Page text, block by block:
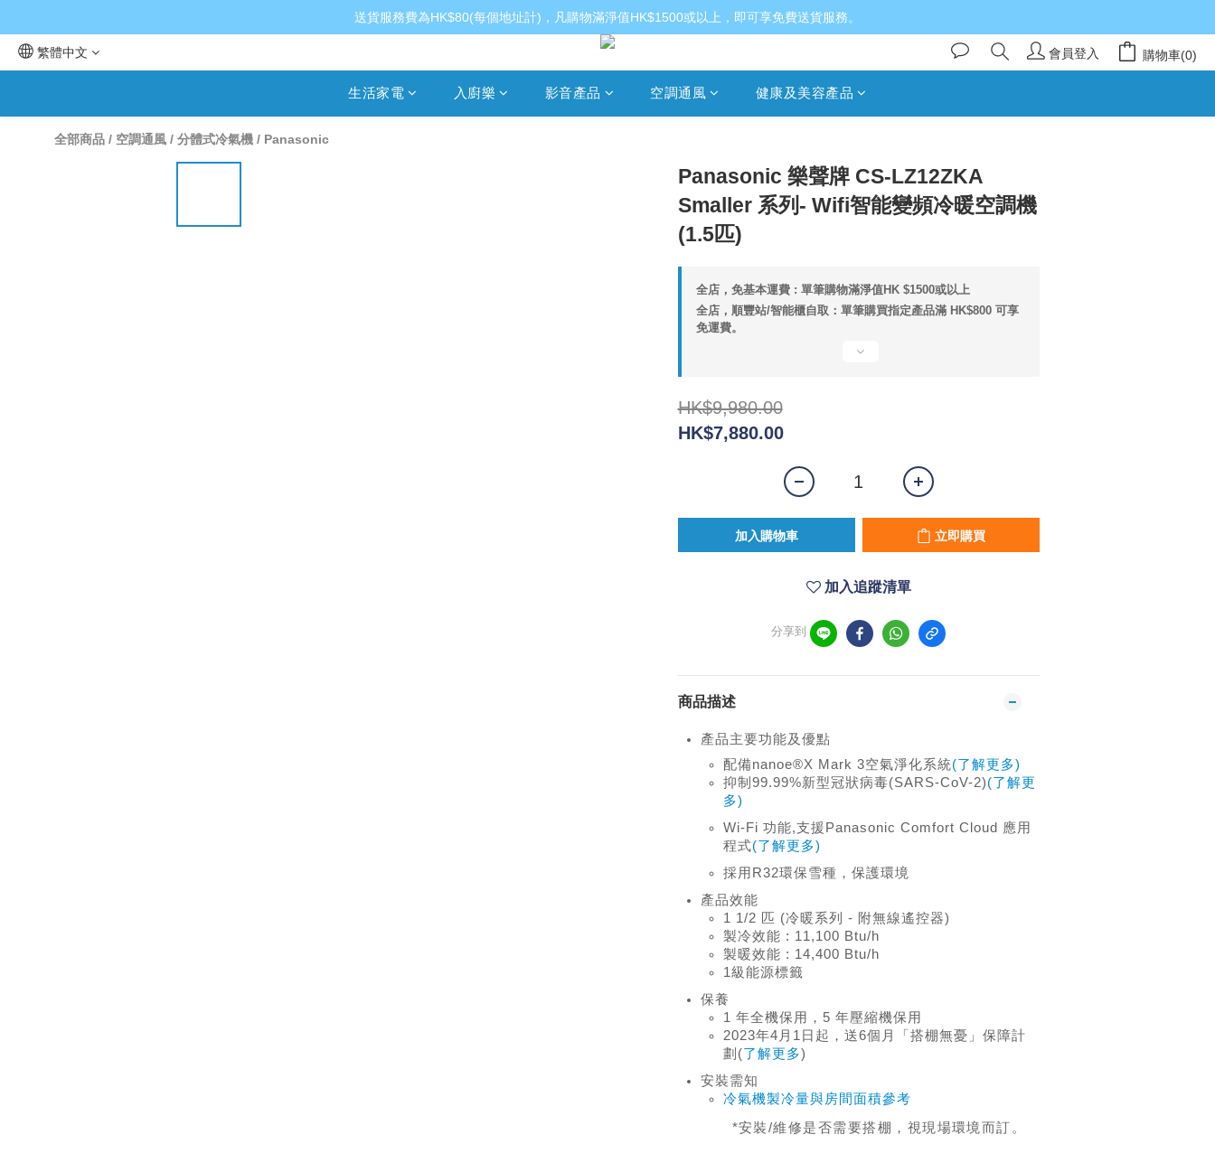
送貨服務費為HK$80(每個地址計)，凡購物滿淨值HK$1500或以上，即可享免費送貨服務。
繁體中文 會員登入 購物車(0)
生活家電 入廚樂 影音產品 空調通風 健康及美容產品
全部商品 / 空調通風 / 分體式冷氣機 / Panasonic
Panasonic 樂聲牌 CS-LZ12ZKA
Smaller 系列- Wifi智能變頻冷暖空調機
(1.5匹)
全店，免基本運費 : 單筆購物滿淨值HK $1500或以上
全店，順豐站/智能櫃自取：單筆購買指定產品滿 HK$800 可享
免運費。
HK$9,980.00
HK$7,880.00
加入購物車 立即購買
加入追蹤清單
分享到
商品描述
產品主要功能及優點
配備nanoe®X Mark 3空氣淨化系統(了解更多)
抑制99.99%新型冠狀病毒(SARS-CoV-2)(了解更
多)
Wi-Fi 功能,支援Panasonic Comfort Cloud 應用
程式(了解更多)
採用R32環保雪種，保護環境
產品效能
1 1/2 匹 (冷暖系列 - 附無線遙控器)
製冷效能 : 11,100 Btu/h
製暖效能 : 14,400 Btu/h
1級能源標籤
保養
1 年全機保用，5 年壓縮機保用
2023年4月1日起，送6個月「搭棚無憂」保障計
劃(了解更多)
安裝需知
冷氣機製冷量與房間面積參考
*安裝/維修是否需要搭棚，視現場環境而訂。